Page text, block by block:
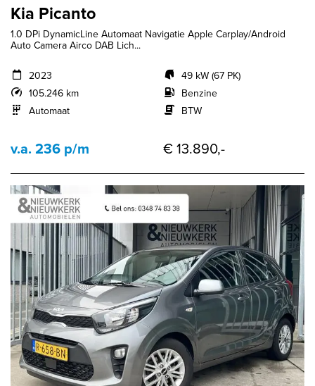
Kia Picanto
1.0 DPi DynamicLine Automaat Navigatie Apple Carplay/Android
Auto Camera Airco DAB Lich...
2023
105.246 km
Automaat
49 kW (67 PK)
Benzine
BTW
v.a. 236 p/m € 13.890,-